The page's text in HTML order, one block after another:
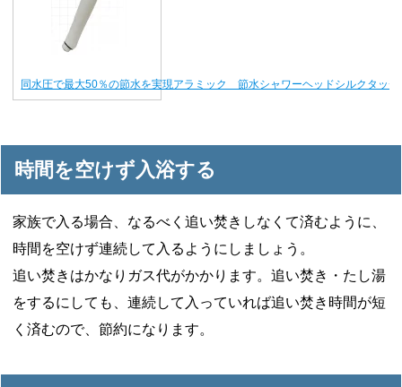
同水圧で最大50％の節水を実現アラミック 節水シャワーヘッドシルクタッチ
時間を空けず入浴する
家族で入る場合、なるべく追い焚きしなくて済むように、
時間を空けず連続して入るようにしましょう。
追い焚きはかなりガス代がかかります。追い焚き・たし湯
をするにしても、連続して入っていれば追い焚き時間が短
く済むので、節約になります。